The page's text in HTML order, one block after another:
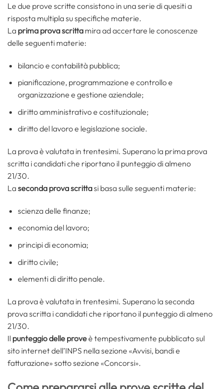
Le due prove scritte consistono in una serie di quesiti a
risposta multipla su specifiche materie.
La prima prova scritta mira ad accertare le conoscenze
delle seguenti materie:
bilancio e contabilità pubblica;
pianificazione, programmazione e controllo e
organizzazione e gestione aziendale;
diritto amministrativo e costituzionale;
diritto del lavoro e legislazione sociale.
La prova è valutata in trentesimi. Superano la prima prova
scritta i candidati che riportano il punteggio di almeno
21/30.
Laseconda prova scrittasi basa sulle seguenti materie:
scienza delle finanze;
economia del lavoro;
principi di economia;
diritto civile;
elementi di diritto penale.
La prova è valutata in trentesimi. Superano la seconda
prova scritta i candidati che riportano il punteggio di almeno
21/30.
Il punteggio delle proveè tempestivamente pubblicato sul
sito internet dell’INPS nella sezione «Avvisi, bandi e
fatturazione» sotto sezione «Concorsi».